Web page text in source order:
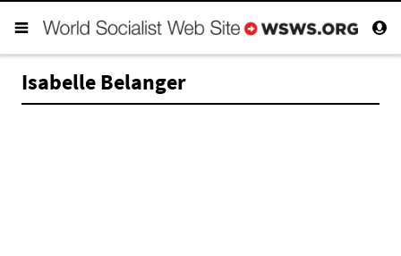
Isabelle Belanger